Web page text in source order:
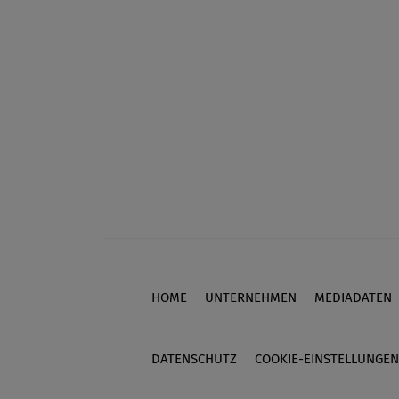
Footer
HOME UNTERNEHMEN MEDIADATEN
DATENSCHUTZ COOKIE-EINSTELLUNGEN